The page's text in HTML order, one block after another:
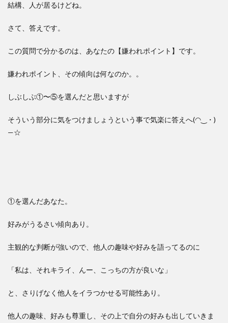
結構、人が居るけどね。
さて、答えです。
この質問で分かるのは、あなたの【嫌われポイント】です。
嫌われポイント、その傾向は何なのか。。
しぶしぶ①〜⑤を選んだと思いますが
そういう部分に気をつけましょうという事で気楽に答えへ(◠‿・)
—☆
①を選んだあなた。
好みがうるさい傾向あり。
主観的な判断が強いので、他人の趣味や好みを語ってるのに
「私は、それキライ、んー、こっちの方が良いな」
と、さりげなく他人をイラつかせる可能性あり。
他人の趣味、好みも尊重し、その上で自分の好みも出していきま